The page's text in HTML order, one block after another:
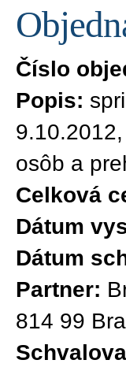
Číslo
Popis:
osôb a
Celková
Dátum
Dátum
Partner:
814 99